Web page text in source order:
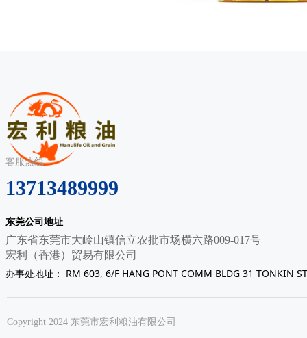
客服热线
13713489999
东莞公司地址
广东省东莞市大岭山镇信立农批市场横六路009-017号
宏利（香港）贸易有限公司
办事处地址： RM 603, 6/F HANG PONT COMM BLDG 31 TONKIN
Copyright 2024 东莞市宏利粮油有限公司